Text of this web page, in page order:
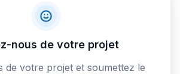
nous de votre projet
de votre projet et soumettez le